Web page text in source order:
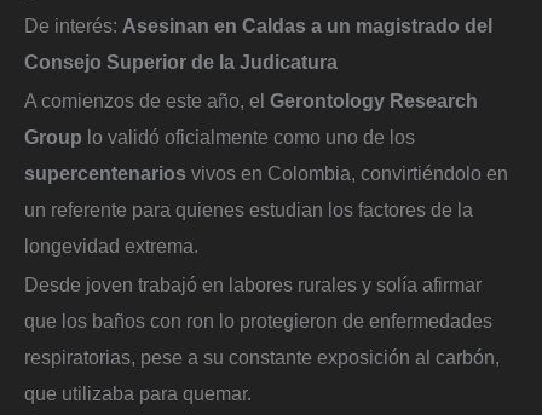
De interés: Asesinan en Caldas a un magistrado del
Consejo Superior de la Judicatura
A comienzos de este año, el Gerontology Research
Group lo validó oficialmente como uno de los
supercentenarios vivos en Colombia, convirtiéndolo en
un referente para quienes estudian los factores de la
longevidad extrema.
Desde joven trabajó en labores rurales y solía afirmar
que los baños con ron lo protegieron de enfermedades
respiratorias, pese a su constante exposición al carbón,
que utilizaba para quemar.